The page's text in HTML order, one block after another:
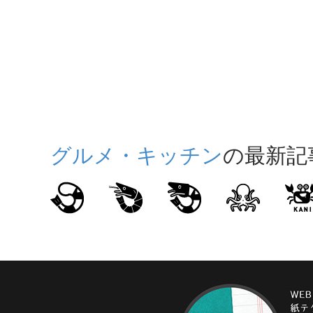
グルメ・キッチンの最新記